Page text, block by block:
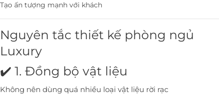
Tạo ấn tượng mạnh với khách
Nguyên tắc thiết kế phòng ngủ
Luxury
✔️ 1. Đồng bộ vật liệu
Không nên dùng quá nhiều loại vật liệu rời rạc